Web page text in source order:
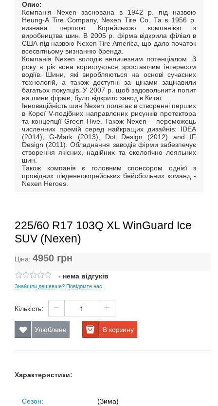
Опис:
Компанія Nexen заснована в 1942 р. під назвою
Heung-A Tire Company, Nexen Tire Co. Та в 1956 р.
визнана першою Корейською компанією з
виробництва шин. В 2005 р. фірма відкрила філіал в
США під назвою Nexen Tire America, що дало початок
всесвітньому визнанню бренда.
Компанія Nexen володіє величезним потенціалом. З
року в рік вона користується зростаючим інтересом
водіїв. Шини, які виробляються на основі сучасних
технологій, а також доступні за цінами зацікавили
багатьох покупців. У 2007 р. щоб задовольнити попит
на шини фірми, було відкрито завод в Китаї.
Інноваційність шин Nexen полягає в створенні перших
в Кореї V-подібних направлених рисунків протектора
та концепції Green Hive. Також Nexen – переможець
численних премій серед найкращих дизайнів: IDEA
(2014), G-Mark (2013), Dot Design (2012) and IF
Design (2011). Обладнання заводів фірми забезпечує
створення якісних, надійних та екологічно лояльних
шин.
Також компанія є головним спонсором однієї з
провідних південнокорейських бейсбольних команд -
Nexen Heroes.
225/60 R17 103Q XL WinGuard Ice
SUV (Nexen)
Ціна: 4950 грн
- нема відгуків
Знайшли дешевше? Повідомте нас
Кількість:
Улюблене В корзину
Характеристики:
Сезон: (Зима)